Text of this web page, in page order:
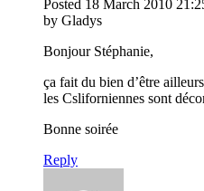
Posted 18 March 2010
by Gladys
Bonjour Stéphanie,
ça fait du bien d’être
les Csliforniennes sont
Bonne soirée
Reply